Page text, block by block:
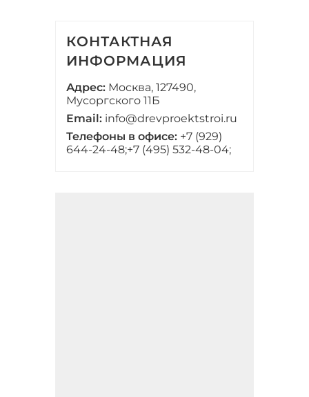
КОНТАКТНАЯ
ИНФОРМАЦИЯ
Адрес: Москва, 127490,
Мусоргского 11Б
Email: info@drevproektstroi.ru
Телефоны в офисе: +7 (929)
644-24-48;+7 (495) 532-48-04;